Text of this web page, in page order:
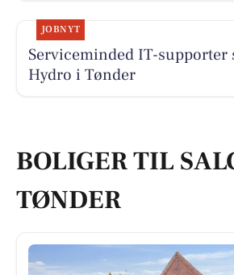
JOBNYT
Serviceminded IT-supporter
Hydro i Tønder
BOLIGER TIL
TØNDER